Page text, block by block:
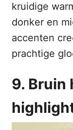
kruidige
donker en
accenten
prachtige
9. Bruin